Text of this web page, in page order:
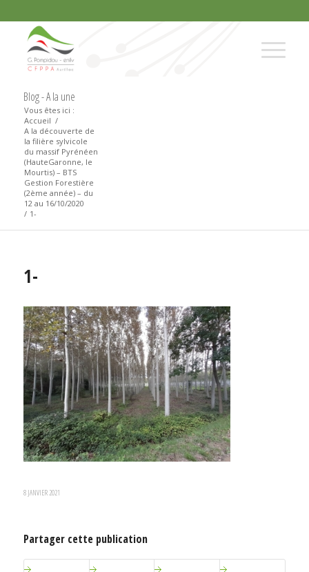
Blog - A la une
Vous êtes ici :
Accueil /
A la découverte de
la filière sylvicole
du massif Pyrénéen
(HauteGaronne, le
Mourtis) – BTS
Gestion Forestière
(2ème année) – du
12 au 16/10/2020
/ 1-
1-
8 JANVIER 2021
Partager cette publication